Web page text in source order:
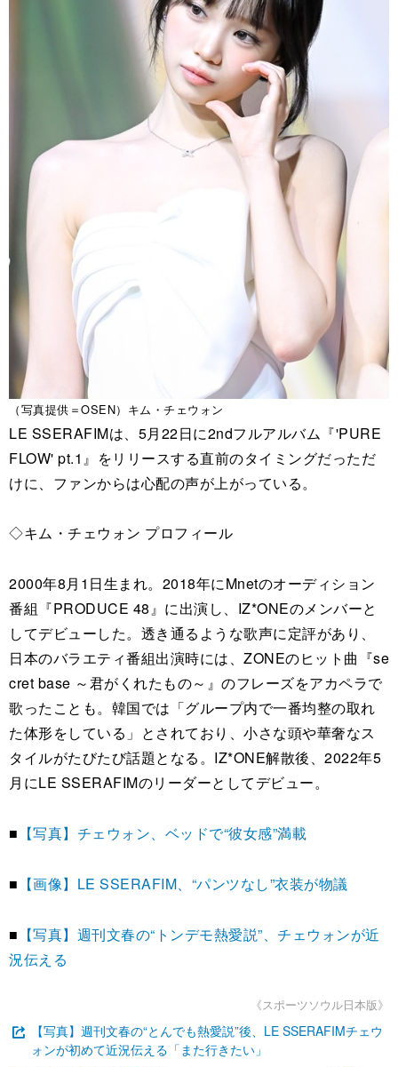
（写真提供＝OSEN）キム・チェウォン
LE SSERAFIMは、5月22日に2ndフルアルバム『'PURE
FLOW' pt.1』をリリースする直前のタイミングだっただ
けに、ファンからは心配の声が上がっている。
◇キム・チェウォン プロフィール
2000年8月1日生まれ。2018年にMnetのオーディション
番組『PRODUCE 48』に出演し、IZ*ONEのメンバーと
してデビューした。透き通るような歌声に定評があり、
日本のバラエティ番組出演時には、ZONEのヒット曲『se
cret base ～君がくれたもの～』のフレーズをアカペラで
歌ったことも。韓国では「グループ内で一番均整の取れ
た体形をしている」とされており、小さな頭や華奢なス
タイルがたびたび話題となる。IZ*ONE解散後、2022年5
月にLE SSERAFIMのリーダーとしてデビュー。
■ 【写真】チェウォン、ベッドで“彼女感”満載
■ 【画像】LE SSERAFIM、“パンツなし”衣装が物議
■ 【写真】週刊文春の“トンデモ熱愛説”、チェウォンが近
況伝える
《スポーツソウル日本版》
【写真】週刊文春の“とんでも熱愛説”後、LE SSERAFIMチェウ
ォンが初めて近況伝える「また行きたい」